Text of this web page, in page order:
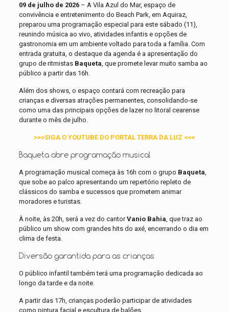
09 de julho de 2026– A Vila Azul do Mar, espaço de
convivência e entretenimento do Beach Park, em Aquiraz,
preparou uma programação especial para este sábado (11),
reunindo música ao vivo, atividades infantis e opções de
gastronomia em um ambiente voltado para toda a família. Com
entrada gratuita, o destaque da agenda é a apresentação do
grupo de ritmistas Baqueta , que promete levar muito samba ao
público a partir das 16h.
Além dos shows, o espaço contará com recreação para
crianças e diversas atrações permanentes, consolidando-se
como uma das principais opções de lazer no litoral cearense
durante o mês de julho.
>>>SIGA O YOUTUBE DO PORTAL TERRA DA LUZ <<<
Baqueta abre programação musical
A programação musical começa às 16h com o grupo Baqueta
que sobe ao palco apresentando um repertório repleto de
clássicos do samba e sucessos que prometem animar
moradores e turistas.
À noite, às 20h, será a vez do cantorVanio Bahia , que traz ao
público um show com grandes hits do axé, encerrando o dia em
clima de festa.
Diversão garantida para as crianças
O público infantil também terá uma programação dedicada ao
longo da tarde e da noite.
A partir das 17h, crianças poderão participar de atividades
como pintura facial e escultura de balões.